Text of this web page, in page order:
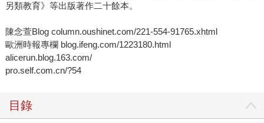
另類教育》等出版著作二十餘本。
陳念萱Blog column.oushinet.com/221-554-91765.xhtml
歐洲時報專欄 blog.ifeng.com/1223180.html
alicerun.blog.163.com/
pro.self.com.cn/?54
目錄